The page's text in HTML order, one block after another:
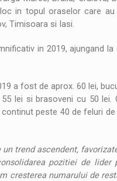
in topul oraselor care
Timisoara si Iasi.
in 2019, ajungand
a fost de aprox. 60 lei,
lei si brasoveni cu 50 lei.
peste 40 de feluri de
trend ascendent,
pozitiei de lider
cresterea numarului de